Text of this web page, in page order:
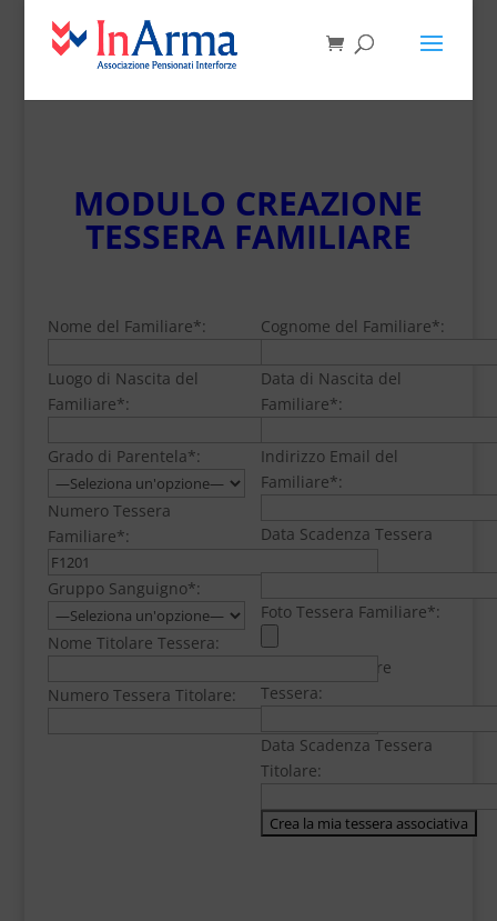
MODULO CREAZIONE
TESSERA FAMILIARE
Nome del Familiare*:
Luogo di Nascita del
Familiare*:
Grado di Parentela*:
Numero Tessera
Familiare*:
Gruppo Sanguigno*:
Nome Titolare Tessera:
Numero Tessera Titolare:
Cognome del Familiare*:
Data di Nascita del
Familiare*:
Indirizzo Email del
Familiare*:
Data Scadenza Tessera
Foto Tessera Familiare*:
Cognome Titolare
Tessera:
Data Scadenza Tessera
Titolare: